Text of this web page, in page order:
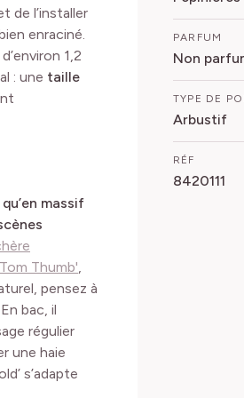
de l’installer
enraciné.
1,2
: une taille
massif
Thumb',
pensez à
bac, il
régulier
une haie
s’adapte
PARFUM
Non
TYPE DE
Arbustif
RÉF
8420111